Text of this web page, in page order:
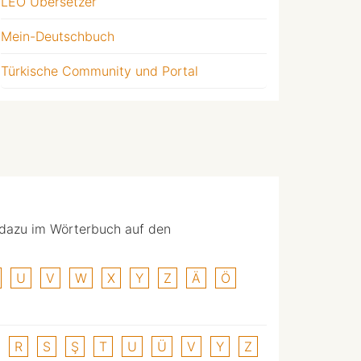
Mein-Deutschbuch
Türkische Community und Portal
im Wörterbuch auf den
U V W X Y Z Ä Ö
R S Ş T U Ü V Y Z